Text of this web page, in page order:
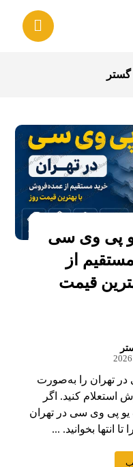
گستر
پی وی سی
از
قیمت
تهران را به‌صورت
استعلام کنید. اگر
یو پی وی سی در تهران
انتها بخوانید. ...